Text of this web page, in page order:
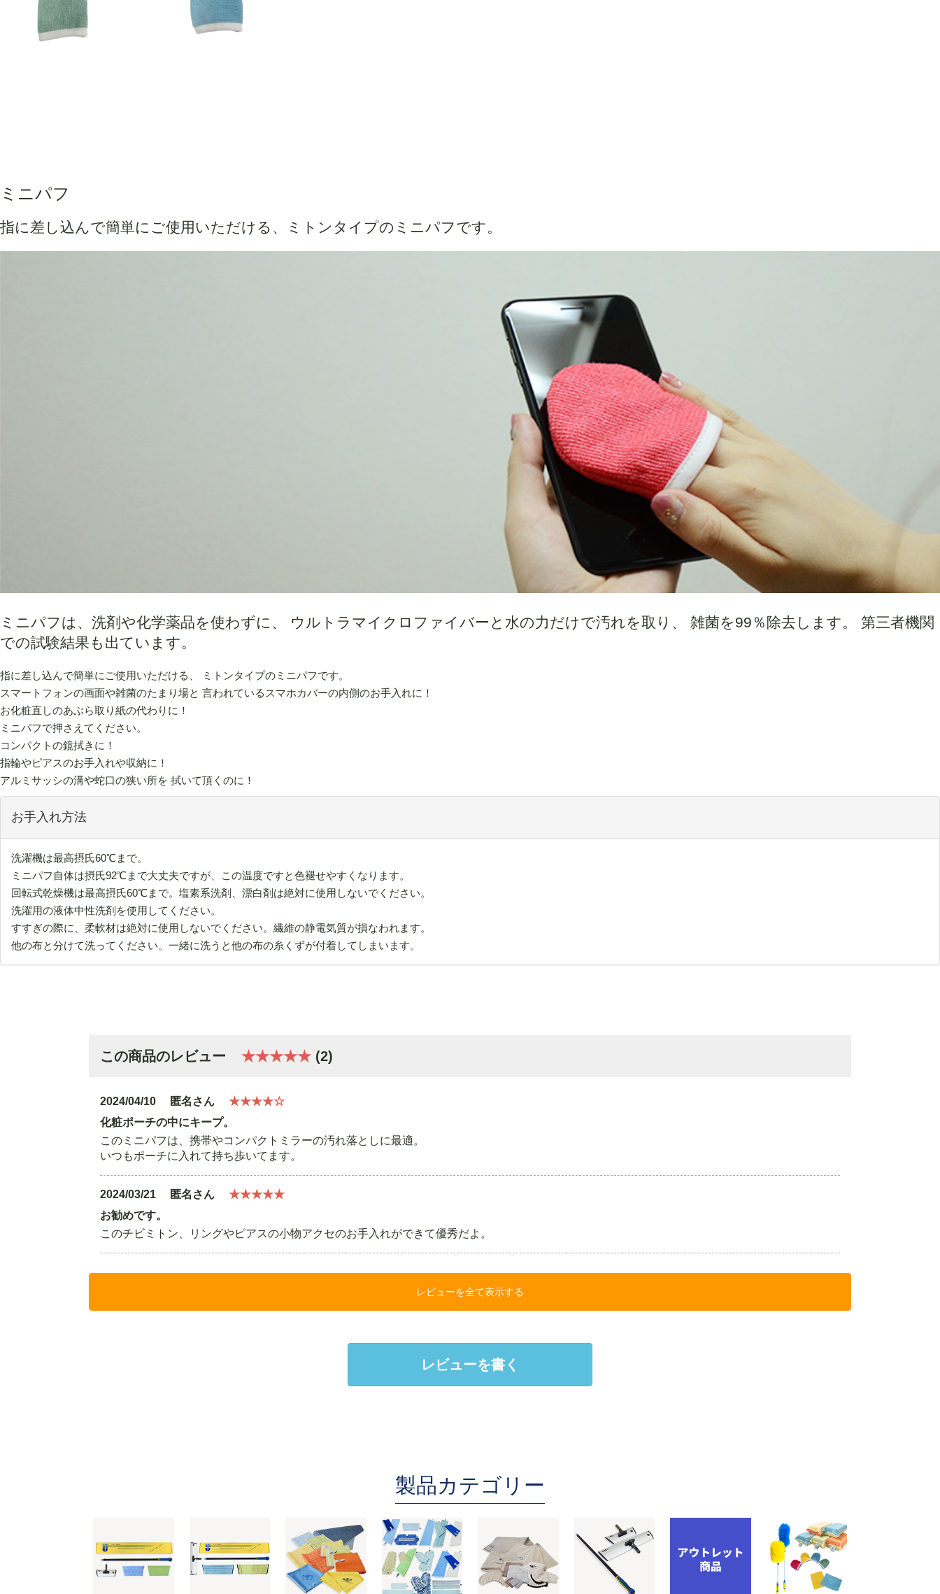
ミニパフ
指に差し込んで簡単にご使用いただける、ミトンタイプのミニパフです。
ミニパフは、洗剤や化学薬品を使わずに、 ウルトラマイクロファイバーと水の力だけで汚れを取り、 雑菌を99％除去します。 第三者機関
での試験結果も出ています。
指に差し込んで簡単にご使用いただける、 ミトンタイプのミニパフです。
スマートフォンの画面や雑菌のたまり場と 言われているスマホカバーの内側のお手入れに！
お化粧直しのあぶら取り紙の代わりに！
ミニパフで押さえてください。
コンパクトの鏡拭きに！
指輪やピアスのお手入れや収納に！
アルミサッシの溝や蛇口の狭い所を 拭いて頂くのに！
お手入れ方法
洗濯機は最高摂氏60℃まで。
ミニパフ自体は摂氏92℃まで大丈夫ですが、この温度ですと色褪せやすくなります。
回転式乾燥機は最高摂氏60℃まで。塩素系洗剤、漂白剤は絶対に使用しないでください。
洗濯用の液体中性洗剤を使用してください。
すすぎの際に、柔軟材は絶対に使用しないでください。繊維の静電気質が損なわれます。
他の布と分けて洗ってください。一緒に洗うと他の布の糸くずが付着してしまいます。
この商品のレビュー ★★★★★ (2)
2024/04/10 匿名さん
★★★★☆
化粧ポーチの中にキープ。
このミニパフは、携帯やコンパクトミラーの汚れ落としに最適。
いつもポーチに入れて持ち歩いてます。
2024/03/21 匿名さん
★★★★★
お勧めです。
このチビミトン、リングやピアスの小物アクセのお手入れができて優秀だよ。
レビューを全て表示する
レビューを書く
製品カテゴリー